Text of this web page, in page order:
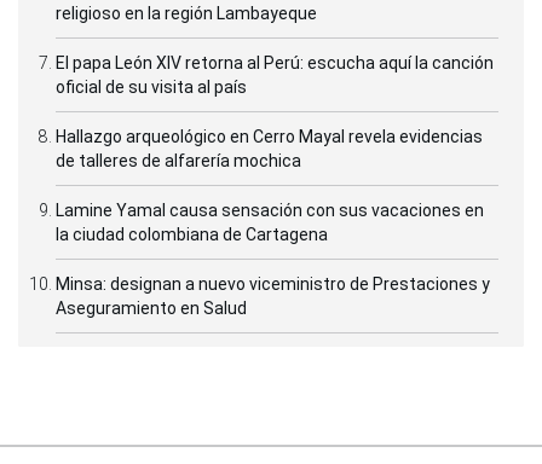
religioso en la región Lambayeque
El papa León XIV retorna al Perú: escucha aquí la canción
oficial de su visita al país
Hallazgo arqueológico en Cerro Mayal revela evidencias
de talleres de alfarería mochica
Lamine Yamal causa sensación con sus vacaciones en
la ciudad colombiana de Cartagena
Minsa: designan a nuevo viceministro de Prestaciones y
Aseguramiento en Salud